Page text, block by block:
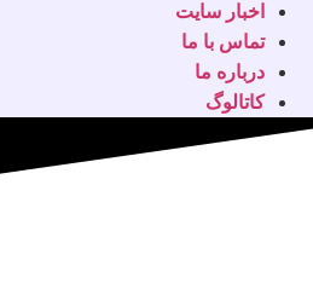
اخبار سایت
تماس با ما
درباره ما
کاتالوگ